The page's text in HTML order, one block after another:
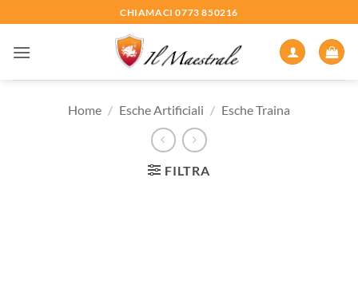
ai
contenuti
CHIAMACI 0773 850216
Home / Esche Artificiali / Esche Traina
FILTRA